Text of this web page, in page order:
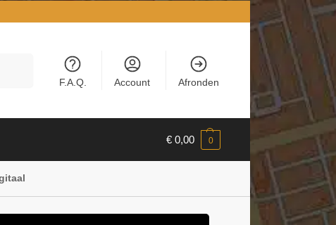
F.A.Q. Account Afronden
€ 0,00 0